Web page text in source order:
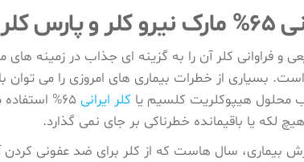
کلر
فراوانی کلر آن را به گزینه ای جذاب در زمینه
بسیاری از خطرات بیماری های امروزی را می
محلول هیپوکلریت کلسیم یا کلر ایرانی
65%
لکه یا باقیمانده خطرناکی بر جای نمی ‌گذارد.
بیماری، سال هاست که از کلر برای ضد عفونی